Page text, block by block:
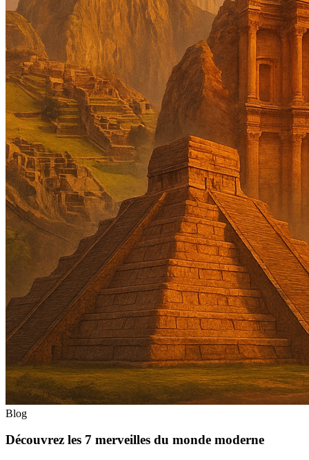
Blog
Découvrez les 7 merveilles du monde moderne